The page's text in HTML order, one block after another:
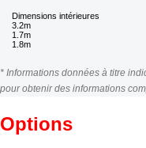
Dimensions intérieures
3.2m
1.7m
1.8m
* Informations données à titre
pour obtenir des informations
Options